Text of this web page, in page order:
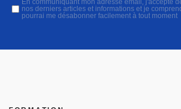
En communiquant mon adresse email, j'accepte
nos derniers articles et informations et je
pourrai me désabonner facilement à tout moment